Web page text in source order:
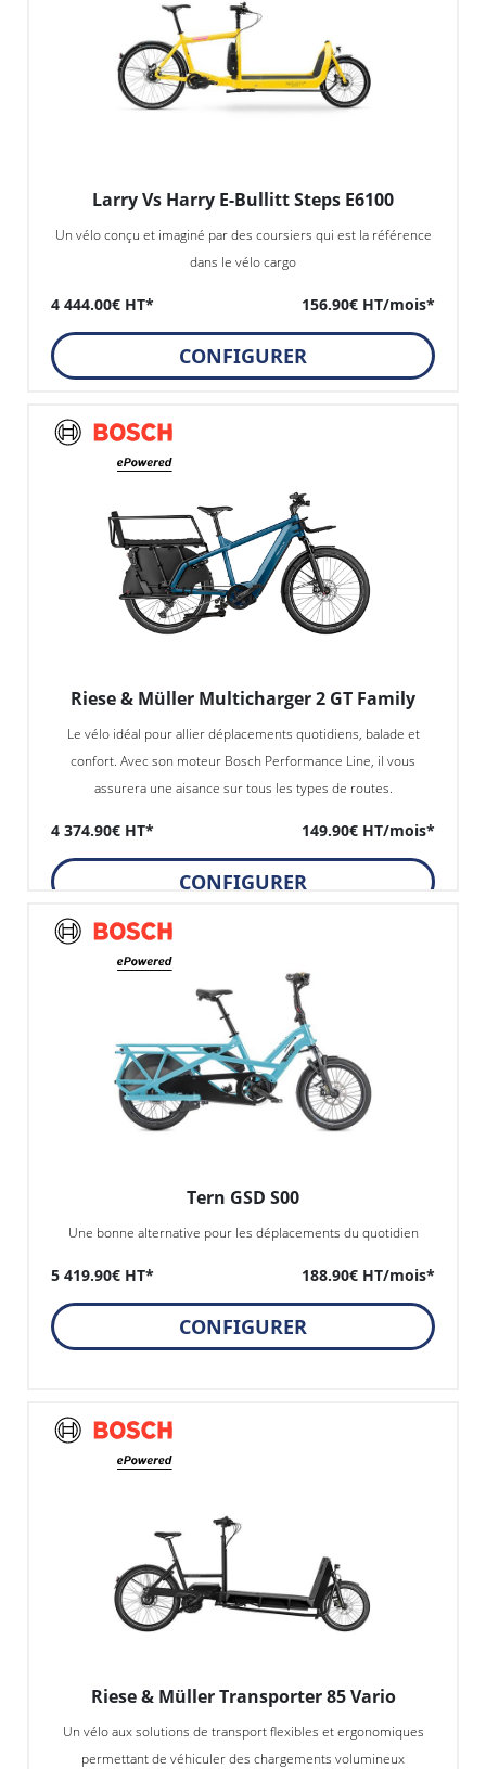
Larry Vs Harry E-Bullitt Steps E6100
Un vélo conçu et imaginé par des coursiers qui est la référence
dans le vélo cargo
4 444.00€ HT* 156.90€ HT/mois*
CONFIGURER
Riese & Müller Multicharger 2 GT Family
Le vélo idéal pour allier déplacements quotidiens, balade et
confort. Avec son moteur Bosch Performance Line, il vous
assurera une aisance sur tous les types de routes.
4 374.90€ HT* 149.90€ HT/mois*
CONFIGURER
Tern GSD S00
Une bonne alternative pour les déplacements du quotidien
5 419.90€ HT* 188.90€ HT/mois*
CONFIGURER
Riese & Müller Transporter 85 Vario
Un vélo aux solutions de transport flexibles et ergonomiques
permettant de véhiculer des chargements volumineux